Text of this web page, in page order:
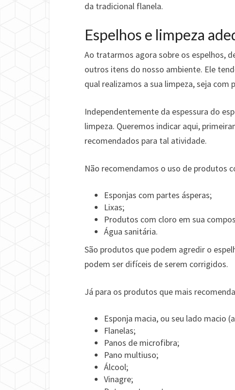
da tradicional flanela.
Espelhos e limpeza
Ao tratarmos agora sobre os espelhos,
outros itens do nosso ambiente. Ele
qual realizamos a sua limpeza, seja com
Independentemente da espessura do
limpeza. Queremos indicar aqui,
recomendados para tal atividade.
Não recomendamos o uso de produtos
Esponjas com partes ásperas;
Lixas;
Produtos com cloro em sua
Água sanitária.
São produtos que podem agredir o
podem ser difíceis de serem corrigidos.
Já para os produtos que mais
Esponja macia, ou seu lado macio
Flanelas;
Panos de microfibra;
Pano multiuso;
Álcool;
Vinagre;